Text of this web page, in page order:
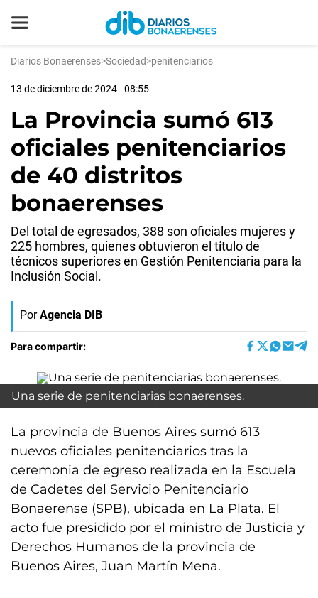
Diarios Bonaerenses>Sociedad>penitenciarios
13 de diciembre de 2024 - 08:55
La Provincia sumó 613
oficiales penitenciarios
de 40 distritos
bonaerenses
Del total de egresados, 388 son oficiales mujeres y
225 hombres, quienes obtuvieron el título de
técnicos superiores en Gestión Penitenciaria para la
Inclusión Social.
Por Agencia DIB
Para compartir:
Una serie de penitenciarias bonaerenses.
La provincia de Buenos Aires sumó 613
nuevos oficiales penitenciarios tras la
ceremonia de egreso realizada en la Escuela
de Cadetes del Servicio Penitenciario
Bonaerense (SPB), ubicada en La Plata. El
acto fue presidido por el ministro de Justicia y
Derechos Humanos de la provincia de
Buenos Aires, Juan Martín Mena.